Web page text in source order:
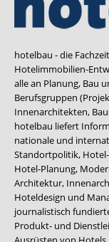
hotelbau - die
Hotelimmobilien-
alle an Planung, Bau
Berufsgruppen
Innenarchitekten,
hotelbau liefert
nationale und
Standortpolitik,
Hotel-Planung,
Architektur,
Hoteldesign und
journalistisch
Produkt- und